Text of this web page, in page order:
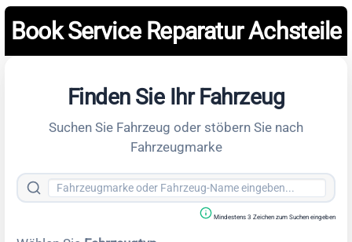
Book Service Reparatur Achsteile
Finden Sie Ihr Fahrzeug
Suchen Sie Fahrzeug oder stöbern Sie nach
Fahrzeugmarke
Mindestens 3 Zeichen zum Suchen eingeben